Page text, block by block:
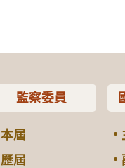
監察委員
本屆
歷屆